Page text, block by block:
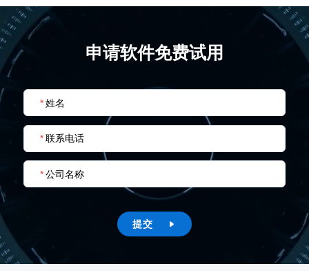
申请软件免费试用
* 姓名
* 联系电话
* 公司名称
提交 